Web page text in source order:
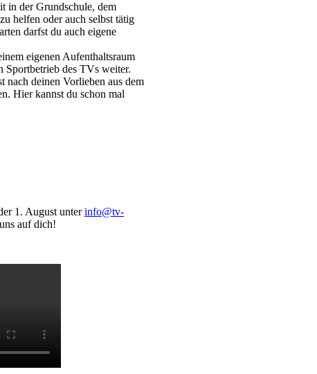
in der Grundschule, dem
helfen oder auch selbst tätig
darfst du auch eigene
eigenen Aufenthaltsraum
Sportbetrieb des TVs weiter.
nach deinen Vorlieben aus dem
Hier kannst du schon mal
1. August unterinfo@tv-
auf dich!